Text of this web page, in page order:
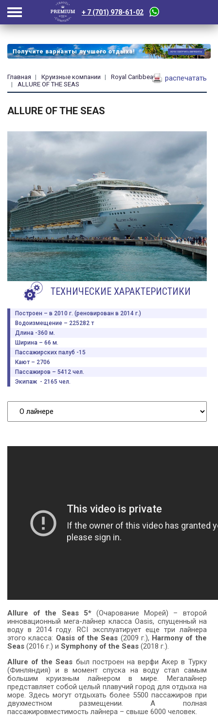
+ 7 (701) 978-61-02
Главная Круизные компании
Royal Caribbean
ALLURE OF THE SEAS
распечатать
ALLURE OF THE SEAS
ТЕХНИЧЕСКИЕ ХАРАКТЕРИСТИКИ
Построен – в 2010 г. (реновирован в 2014 г.)
Водоизмещение – 225282 т
Длина -360 м.
Ширина – 66 м.
Пассажирских палуб -15
Кают – 2706
Пассажиров – 5412 чел.
Экипаж - 2165 чел.
Allure of the Seas 5*(Очарование Морей) – второй
инновационный мега-лайнер класса Oasis, спущенный на
воду в 2014 году. RCI эксплуатирует еще три лайнера
этого класса: Oasis of the Seas (2009 г.), Harmony of the
Seas (2016 г.) и Symphony of the Seas (2018 г.).
Allure of the Seas был построен на верфи Акер в Турку
(Финляндия) и в момент спуска на воду стал самым
большим круизным лайнером в мире. Мегалайнер
представляет собой целый плавучий город для отдыха на
море. Здесь могут отдыхать более 5500 пассажиров при
двухместном размещении. А полная
пассажировместимость лайнера – свыше 6000 человек.